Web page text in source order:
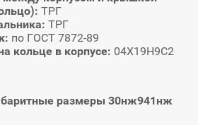
ТРГ
ТРГ
по ГОСТ 7872-89
кольце в корпусе: 04Х19Н9С2
размеры 30нж941нж